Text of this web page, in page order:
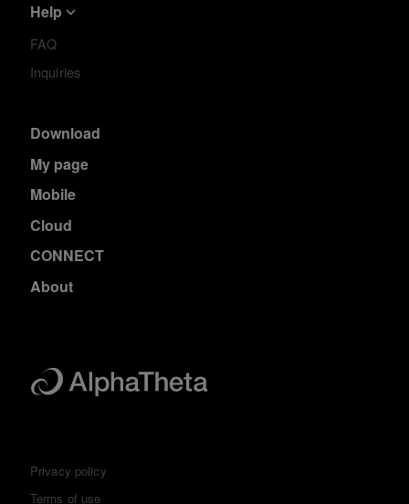
Help
FAQ
Inquiries
Download
My page
Mobile
Cloud
CONNECT
About
Privacy policy
Terms of use